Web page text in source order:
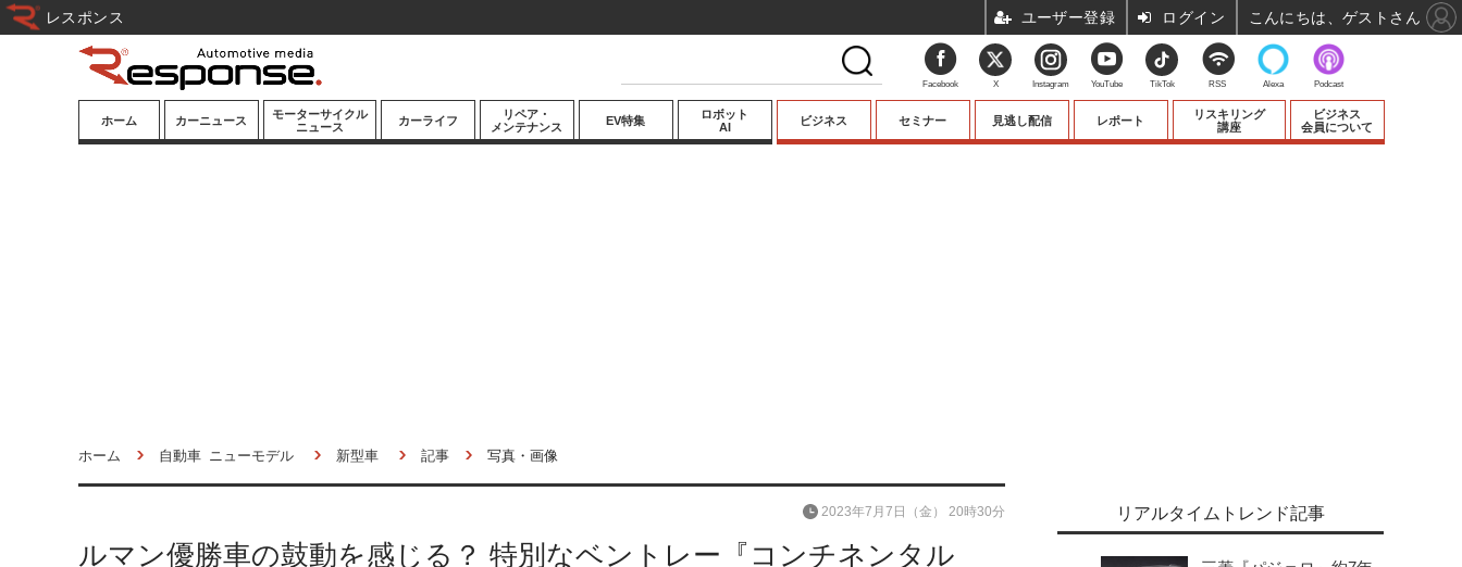
ホーム カーニュース
モーターサイクル
ニュース
カーライフ
リペア・
メンテナンス
EV特集
ロボット
AI
ビジネス セミナー 見逃し配信 レポート
リスキリング
講座
ビジネス
会員について
ホーム 自動車 ニューモデル 新型車 記事 写真・画像
ルマン優勝車の鼓動を感じる？ 特別なベントレー『コンチネンタル
2023年7月7日（金） 20時30分 リアルタイムトレンド記事
Facebook X Instagram YouTube TikTok RSS Alexa Podcast
レスポンス ユーザー登録 ログイン こんにちは、ゲストさん